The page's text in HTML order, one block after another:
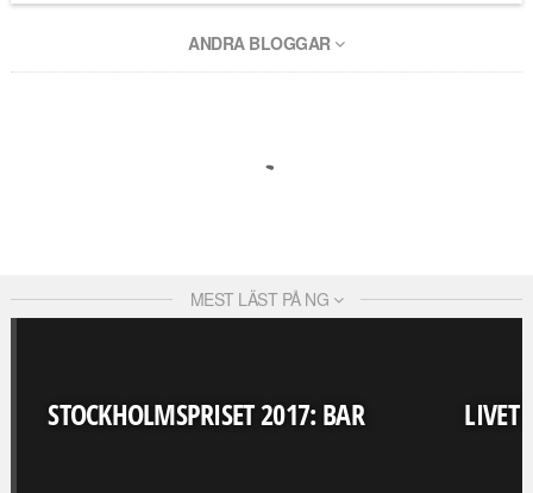
ANDRA BLOGGAR
MEST LÄST PÅ NG
STOCKHOLMSPRISET 2017: BAR LIVET